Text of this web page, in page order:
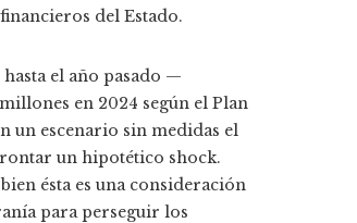
del Estado.
el año pasado —
en 2024 según el Plan
un escenario sin medidas el
un hipotético shock.
ésta es una consideración
para perseguir los